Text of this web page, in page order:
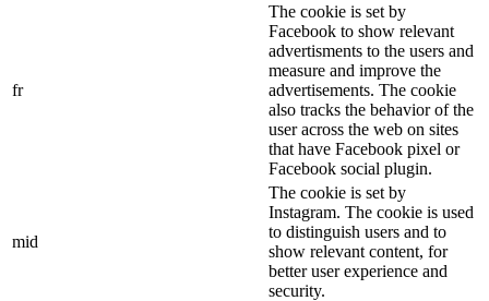
fr
The cookie is set by
Facebook to show relevant
advertisments to the users and
measure and improve the
advertisements. The cookie
also tracks the behavior of the
user across the web on sites
that have Facebook pixel or
Facebook social plugin.
mid
The cookie is set by
Instagram. The cookie is used
to distinguish users and to
show relevant content, for
better user experience and
security.